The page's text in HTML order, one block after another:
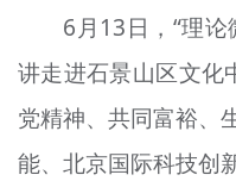
未成年人思想道德建
榜样人物
身边好人
6月13日，“理
讲走进石景山区文化
党精神、共同富裕、
能、北京国际科技创